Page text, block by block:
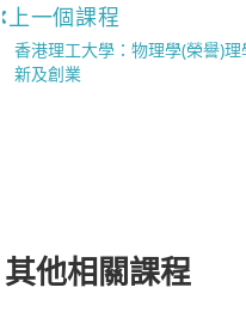
上一個課程
香港理工大學：物理學(榮譽)
新及創業
其他相關課程